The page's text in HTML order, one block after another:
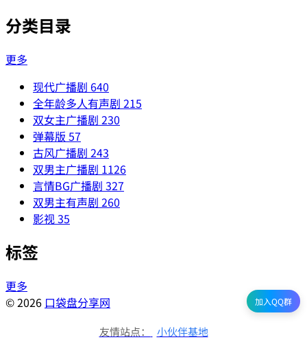
分类目录
更多
现代广播剧 640
全年龄多人有声剧 215
双女主广播剧 230
弹幕版 57
古风广播剧 243
双男主广播剧 1126
言情BG广播剧 327
双男主有声剧 260
影视35
标签
更多
© 2026 口袋盘分享网 加入QQ群
友情站点： 小伙伴基地